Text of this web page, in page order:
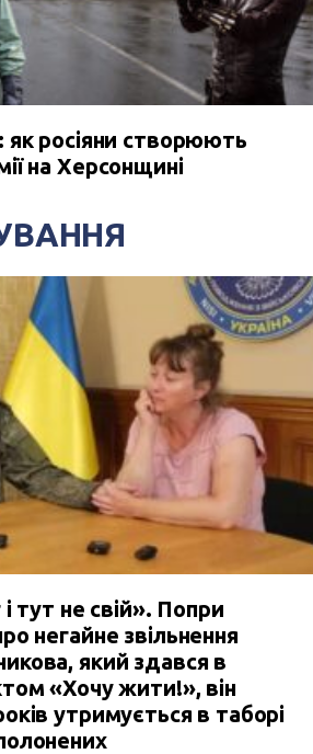
як росіяни створюють
на Херсонщині
тут не свій». Попри
негайне звільнення
який здався в
«Хочу жити!», він
утримується в таборі